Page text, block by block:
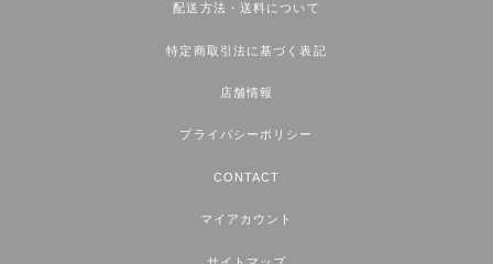
配送方法・送料について
特定商取引法に基づく表記
店舗情報
プライバシーポリシー
CONTACT
マイアカウント
サイトマップ